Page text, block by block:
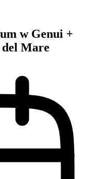
w Genui +
Mare